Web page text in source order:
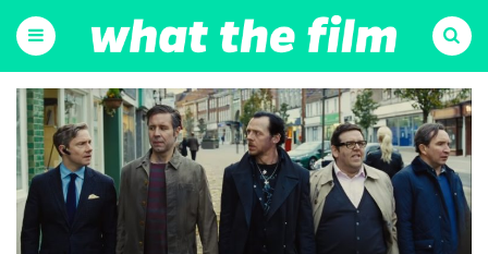
Menu Suchen